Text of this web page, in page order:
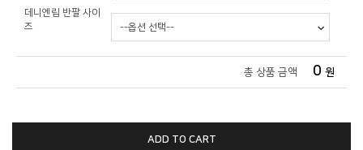
데니엔립 반팔 사이
즈
총 상품 금액 0 원
ADD TO CART